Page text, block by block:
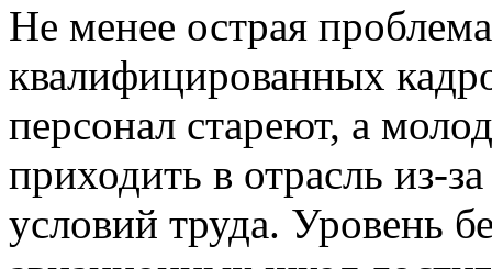
Не менее острая
квалифицированных
персонал стареют, а
приходить в отрасль из-
условий труда. Уровень